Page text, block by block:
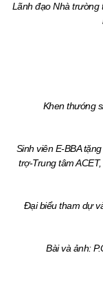
Lãnh đạo Nhà trường
Khen thướng
Sinh viên E-BBA
trợ-Trung tâm
Đại biểu tham dự
Bài và ảnh: